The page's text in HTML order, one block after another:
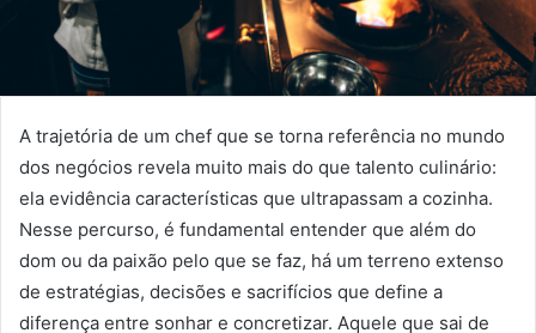
A trajetória de um chef que se torna referência no mundo
dos negócios revela muito mais do que talento culinário:
ela evidência características que ultrapassam a cozinha.
Nesse percurso, é fundamental entender que além do
dom ou da paixão pelo que se faz, há um terreno extenso
de estratégias, decisões e sacrifícios que define a
diferença entre sonhar e concretizar. Aquele que sai de